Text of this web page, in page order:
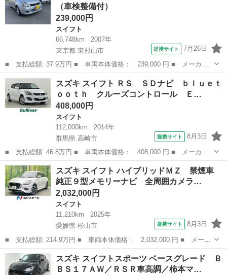
（車検整備付）
239,000円
スイフト
66,748km
2007年
東京都 東村山市
提携サイト 7月26日
■ 支払総額: 37.9万円 ■ 車両本体価格： 239,000 円 ■ メーカー
名： スズキ ■ 車種名： スイフト ■ グレード名： １．３Ｘ
Ｇ ワンオーナー ■ 排気量： 1300cc ■ ドア枚数： 5D ■ ミ
ッ...
東京 東村山市 スイフト
スズキ スイフト ＲＳ ＳＤナビ ｂｌｕｅｔ
ｏｏｔｈ クルーズコントロール Ｅ…
408,000円
スイフト
112,000km
2014年
群馬県 高崎市
提携サイト 8月3日
■ 支払総額: 46.8万円 ■ 車両本体価格： 408,000 円 ■ メーカー
名： スズキ ■ 車種名： スイフト ■ グレード名： ＲＳ ＳＤ
ナビ ｂｌｕｅｔｏｏｔｈ クルーズコントロール ＥＴＣ ＨＩＤ
ヘッドライト...
群馬 高崎市 スイフト
スズキ スイフト ハイブリッドＭＺ 禁煙車
純正９型メモリーナビ 全周囲カメラ…
2,032,000円
スイフト
11,210km
2025年
愛媛県 松山市
提携サイト 8月3日
■ 支払総額: 214.9万円 ■ 車両本体価格： 2,032,000 円 ■ メーカ
ー名： スズキ ■ 車種名： スイフト ■ グレード名： ハイブリ
ッドＭＺ 禁煙車 純正９型メモリーナビ 全周囲カメラ レーダー
クルーズ...
愛媛 松山市 スイフト
スズキ スイフトスポーツ ベースグレード Ｂ
ＢＳ１７ＡＷ／ＲＳＲ車高調／柿本マ…